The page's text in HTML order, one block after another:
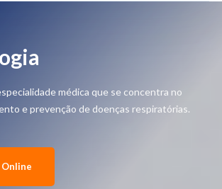
médica que se concentra no
e prevenção de doenças respiratórias.